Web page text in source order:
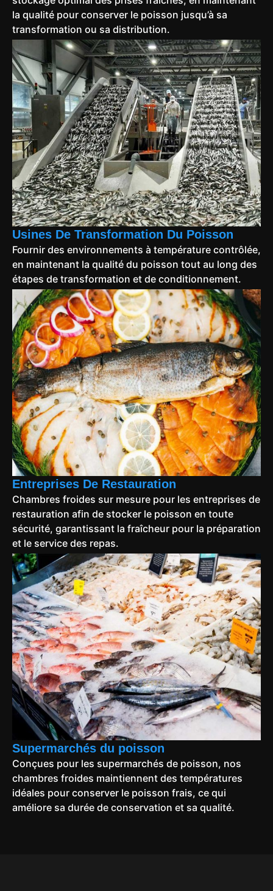
la qualité pour conserver le poisson jusqu’à sa
transformation ou sa distribution.
Usines De Transformation Du Poisson
Fournir des environnements à température contrôlée,
en maintenant la qualité du poisson tout au long des
étapes de transformation et de conditionnement.
Entreprises De Restauration
Chambres froides sur mesure pour les entreprises de
restauration afin de stocker le poisson en toute
sécurité, garantissant la fraîcheur pour la préparation
et le service des repas.
Supermarchés du poisson
Conçues pour les supermarchés de poisson, nos
chambres froides maintiennent des températures
idéales pour conserver le poisson frais, ce qui
améliore sa durée de conservation et sa qualité.